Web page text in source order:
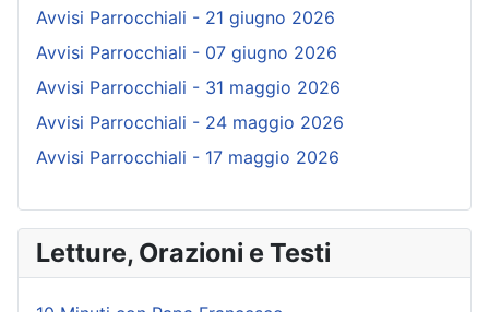
Avvisi Parrocchiali - 21 giugno 2026
Avvisi Parrocchiali - 07 giugno 2026
Avvisi Parrocchiali - 31 maggio 2026
Avvisi Parrocchiali - 24 maggio 2026
Avvisi Parrocchiali - 17 maggio 2026
Letture, Orazioni e Testi